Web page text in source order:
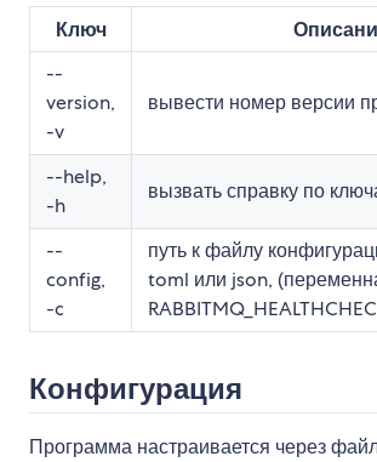
Ключ
--
version,
-v
вывести номер версии
--help,
-h
вызвать справку по
--
config,
-c
путь к файлу
toml или json,
Конфигурация
Программа настраивается через